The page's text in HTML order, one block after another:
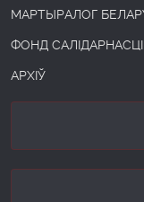
МАРТЫРАЛОГ
ФОНД САЛІДАРНАСЦІ
АРХІЎ